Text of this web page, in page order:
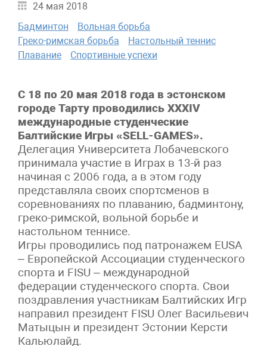
24 мая 2018
Бадминтон
Вольная борьба
Греко-римская борьба
Настольный теннис
Плавание
Спортивные успехи
С 18 по 20 мая 2018 года в эстонском
городе Тарту проводились XXXIV
международные студенческие
Балтийские Игры «SELL-GAMES».
Делегация Университета Лобачевского
принимала участие в Играх в 13-й раз
начиная с 2006 года, а в этом году
представляла своих спортсменов в
соревнованиях по плаванию, бадминтону,
греко-римской, вольной борьбе и
настольном теннисе.
Игры проводились под патронажем EUSA
– Европейской Ассоциации студенческого
спорта и FISU – международной
федерации студенческого спорта. Свои
поздравления участникам Балтийских Игр
направил президент FISU Олег Васильевич
Матыцын и президент Эстонии Керсти
Кальюлайд.